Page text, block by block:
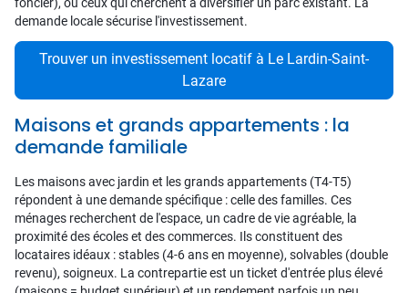
demande locale sécurise l'investissement.
Trouver un investissement locatif à Le Lardin-Saint-
Lazare
Maisons et grands appartements : la
demande familiale
Les maisons avec jardin et les grands appartements (T4-T5)
répondent à une demande spécifique : celle des familles. Ces
ménages recherchent de l'espace, un cadre de vie agréable, la
proximité des écoles et des commerces. Ils constituent des
locataires idéaux : stables (4-6 ans en moyenne), solvables (double
revenu), soigneux. La contrepartie est un ticket d'entrée plus élevé